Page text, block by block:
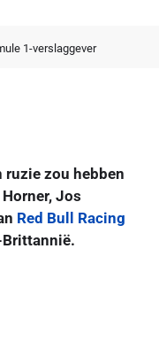
1-verslaggever
ruzie zou hebben
Jos
Red Bull Racing